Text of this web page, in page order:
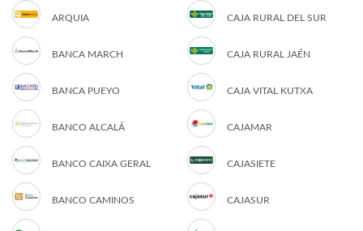
ARQUIA
BANCA MARCH
BANCA PUEYO
BANCO ALCALÁ
BANCO CAIXA GERAL
BANCO CAMINOS
CAJA RURAL DEL SUR
CAJA RURAL JAÉN
CAJA VITAL KUTXA
CAJAMAR
CAJASIETE
CAJASUR